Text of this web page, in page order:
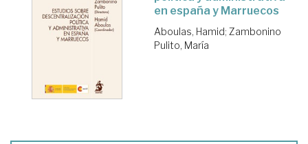
en españa y Marruecos
Aboulas, Hamid; Zambonino
Pulito, María